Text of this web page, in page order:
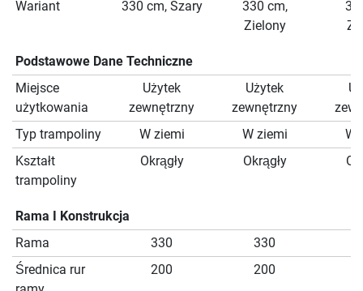
Wariant
330 cm, Szary
330 cm,
Zielony
Podstawowe Dane Techniczne
Miejsce
użytkowania
Użytek
zewnętrzny
Użytek
zewnętrzny
Typ trampoliny
W ziemi W ziemi
W
Kształt
trampoliny
Okrągły Okrągły
Rama I Konstrukcja
Rama
330 330
Średnica rur
200 200